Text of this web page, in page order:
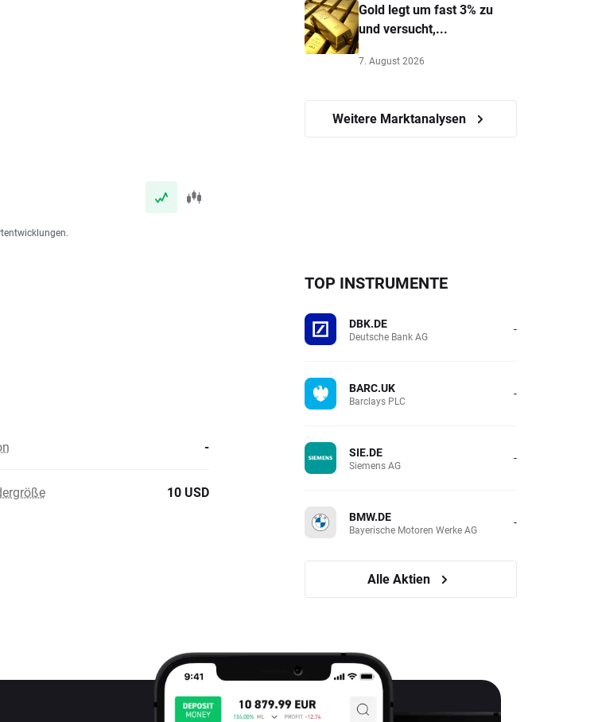
Gold legt um fast 3% zu
und versucht,...
7. August 2026
Weitere Marktanalysen
-
10 USD
TOP INSTRUMENTE
DBK.DE
Deutsche Bank AG -
BARC.UK
Barclays PLC -
SIE.DE
Siemens AG -
BMW.DE
Bayerische Motoren Werke AG -
Alle Aktien